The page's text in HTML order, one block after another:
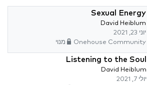
Sexual Energy
David Heiblum
יוני 23, 2021
Onehouse Community מנוי
Listening to the Soul
David Heiblum
יולי 7, 2021